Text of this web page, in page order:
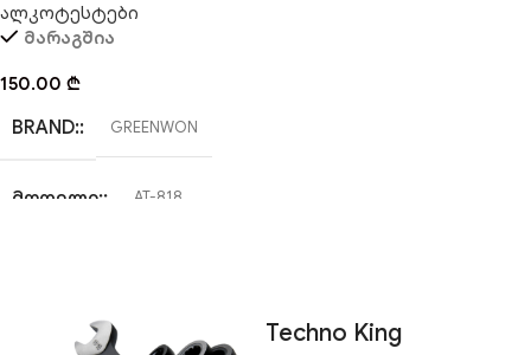
ალკოტესტები
მარაგშია
150.00 ₾
BRAND: GREENWON
ᲛᲝᲓᲔᲚᲘ: AT-818
Techno King